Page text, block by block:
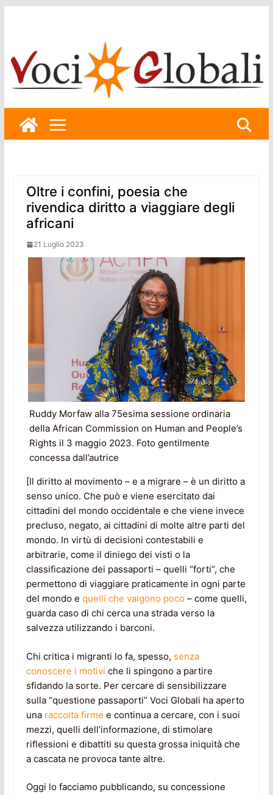
Oltre i confini, poesia che
rivendica diritto a viaggiare degli
africani
21 Luglio 2023
Ruddy Morfaw alla 75esima sessione ordinaria
della African Commission on Human and People’s
Rights il 3 maggio 2023. Foto gentilmente
concessa dall’autrice
[Il diritto al movimento – e a migrare – è un diritto a
senso unico. Che può e viene esercitato dai
cittadini del mondo occidentale e che viene invece
precluso, negato, ai cittadini di molte altre parti del
mondo. In virtù di decisioni contestabili e
arbitrarie, come il diniego dei visti o la
classificazione dei passaporti – quelli “forti”, che
permettono di viaggiare praticamente in ogni parte
del mondo e quelli che valgono poco– come quelli,
guarda caso di chi cerca una strada verso la
salvezza utilizzando i barconi.
Chi critica i migranti lo fa, spesso, senza
conoscere i motivi che li spingono a partire
sfidando la sorte. Per cercare di sensibilizzare
sulla “questione passaporti” Voci Globali ha aperto
una raccolta firme e continua a cercare, con i suoi
mezzi, quelli dell’informazione, di stimolare
riflessioni e dibattiti su questa grossa iniquità che
a cascata ne provoca tante altre.
Oggi lo facciamo pubblicando, su concessione